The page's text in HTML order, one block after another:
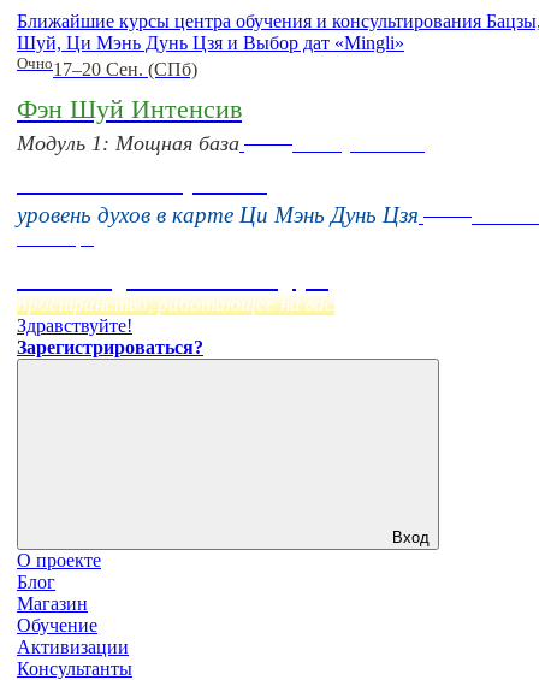
Ближайшие курсы центра обучения и консультирования
Шуй, Ци Мэнь Дунь Цзя и Выбор дат «Mingli»
Очно17–20 Сен. (СПб)
Фэн Шуй Интенсив
Модуль 1: Мощная база
уровень духов в карте Ци Мэнь Дунь Цзя
пространство, работающее на вас
Здравствуйте!
Зарегистрироваться?
Вход
О проекте
Блог
Магазин
Обучение
Активизации
Консультанты